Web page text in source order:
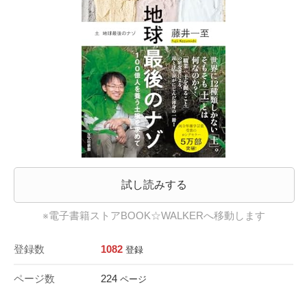
試し読みする
※電子書籍ストアBOOK☆WALKERへ移動します
登録数 1082 登録
ページ数 224 ページ